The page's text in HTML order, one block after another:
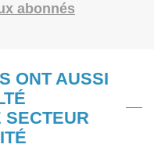
abonnés
ONT AUSSI
SECTEUR